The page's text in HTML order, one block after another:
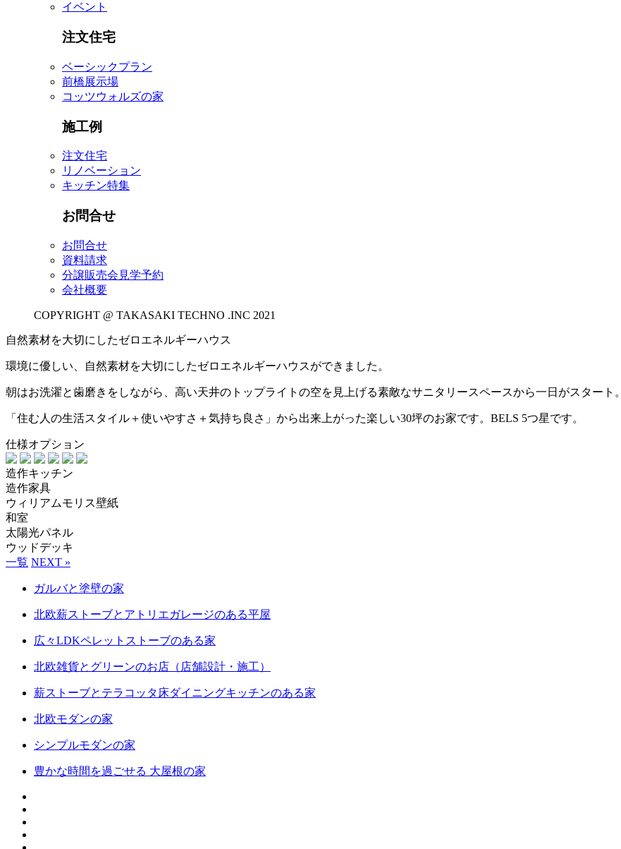
イベント
注文住宅
ベーシックプラン
前橋展示場
コッツウォルズの家
施工例
注文住宅
リノベーション
キッチン特集
お問合せ
お問合せ
資料請求
分譲販売会見学予約
会社概要
COPYRIGHT @ TAKASAKI TECHNO .INC 2021
自然素材を大切にしたゼロエネルギーハウス
環境に優しい、自然素材を大切にしたゼロエネルギーハウスができました。
朝はお洗濯と歯磨きをしながら、高い天井のトップライトの空を見上げる素敵なサニタリースペースから一日がスタート。
「住む人の生活スタイル＋使いやすさ＋気持ち良さ」から出来上がった楽しい30坪のお家です。BELS 5つ星です。
仕様オプション
造作キッチン
造作家具
ウィリアムモリス壁紙
和室
太陽光パネル
ウッドデッキ
一覧 NEXT »
ガルバと塗壁の家
北欧薪ストーブとアトリエガレージのある平屋
広々LDKペレットストーブのある家
北欧雑貨とグリーンのお店（店舗設計・施工）
薪ストーブとテラコッタ床ダイニングキッチンのある家
北欧モダンの家
シンプルモダンの家
豊かな時間を過ごせる 大屋根の家